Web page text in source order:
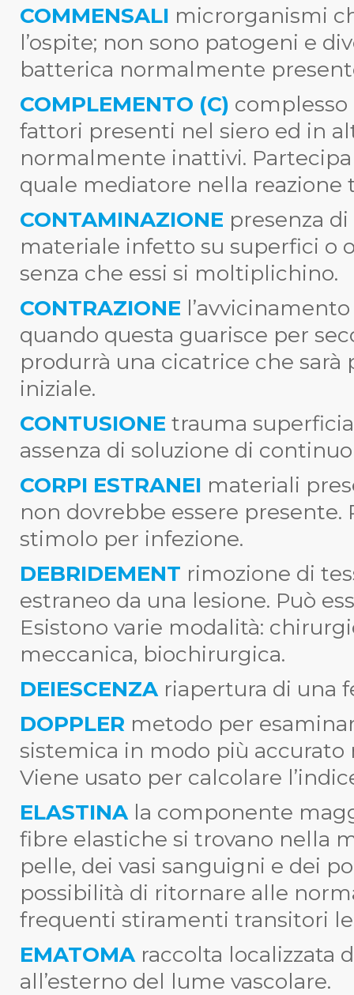
COMMENSALI microrganismi
l’ospite; non sono patogeni e
batterica normalmente
COMPLEMENTO (C)
fattori presenti nel siero ed in
normalmente inattivi.
quale mediatore nella reazione
CONTAMINAZIONE presenza
materiale infetto su superfici
senza che essi si moltiplichino.
CONTRAZIONE
quando questa guarisce per
produrrà una cicatrice che sarà
iniziale.
CONTUSIONE trauma
assenza di soluzione di
CORPI ESTRANEI materiali
non dovrebbe essere presente.
stimolo per infezione.
DEBRIDEMENT rimozione di
estraneo da una lesione. Può
Esistono varie modalità:
meccanica, biochirurgica.
DEIESCENZA riapertura di una
DOPPLER metodo per
sistemica in modo più
Viene usato per calcolare
ELASTINA la componente
fibre elastiche si trovano nella
pelle, dei vasi sanguigni e dei
possibilità di ritornare alle
frequenti stiramenti transitori
EMATOMA raccolta localizzata
all’esterno del lume vascolare.